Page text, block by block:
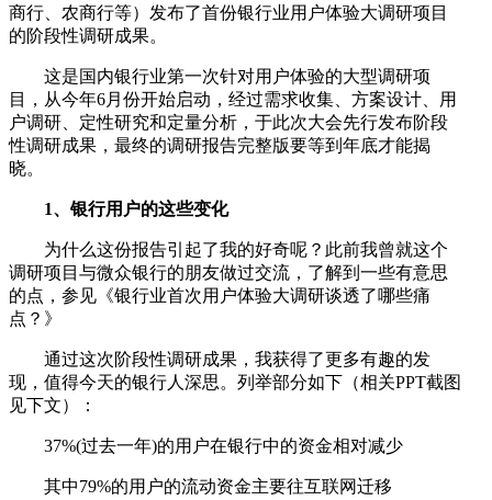
商行、农商行等）发布了首份银行业用户体验大调研项目
的阶段性调研成果。
这是国内银行业第一次针对用户体验的大型调研项
目，从今年6月份开始启动，经过需求收集、方案设计、用
户调研、定性研究和定量分析，于此次大会先行发布阶段
性调研成果，最终的调研报告完整版要等到年底才能揭
晓。
1、银行用户的这些变化
为什么这份报告引起了我的好奇呢？此前我曾就这个
调研项目与微众银行的朋友做过交流，了解到一些有意思
的点，参见《银行业首次用户体验大调研谈透了哪些痛
点？》
通过这次阶段性调研成果，我获得了更多有趣的发
现，值得今天的银行人深思。列举部分如下（相关PPT截图
见下文）：
37%(过去一年)的用户在银行中的资金相对减少
其中79%的用户的流动资金主要往互联网迁移